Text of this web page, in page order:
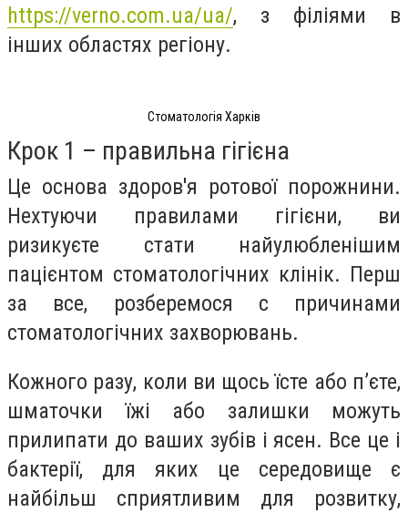
https://verno.com.ua/ua/, з філіями в
інших областях регіону.
Стоматологія Харків
Крок 1 – правильна гігієна
Це основа здоров'я ротової порожнини.
Нехтуючи правилами гігієни, ви
ризикуєте стати найулюбленішим
пацієнтом стоматологічних клінік. Перш
за все, розберемося с причинами
стоматологічних захворювань.
Кожного разу, коли ви щось їсте або п’єте,
шматочки їжі або залишки можуть
прилипати до ваших зубів і ясен. Все це і
бактерії, для яких це середовище є
найбільш сприятливим для розвитку,